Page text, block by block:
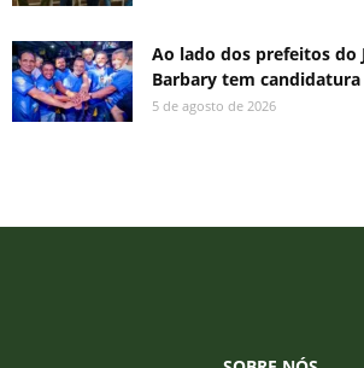
Ao lado dos prefeitos do
Barbary tem candidatura
5 de agosto de 2026